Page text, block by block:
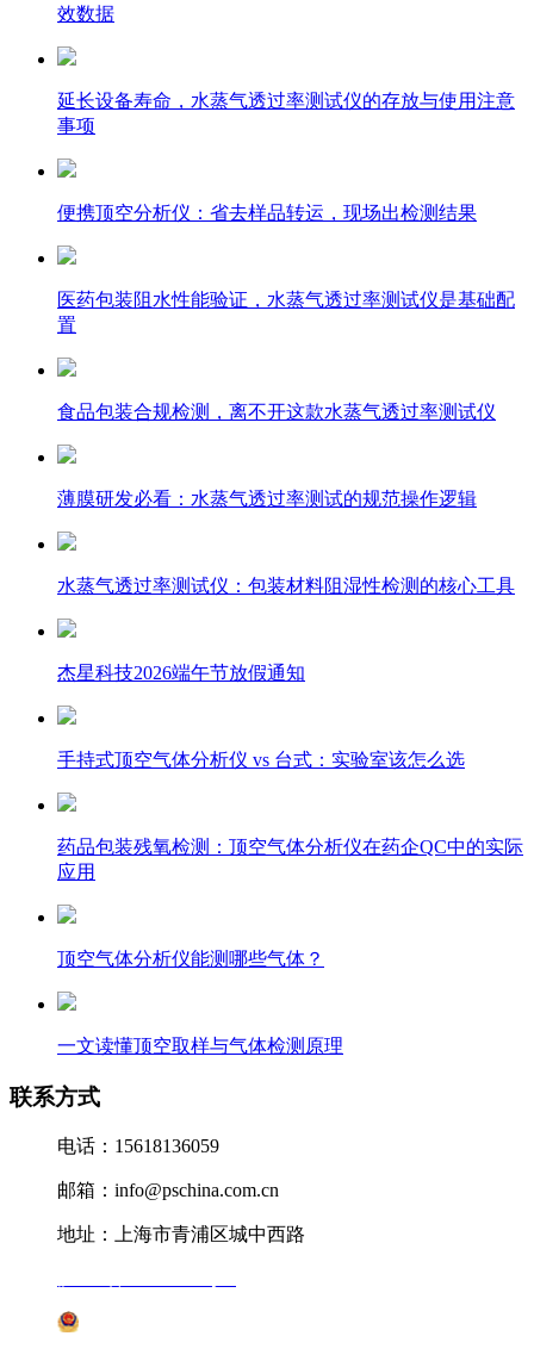
效数据
延长设备寿命，水蒸气透过率测试仪的存放与使用注意
事项
便携顶空分析仪：省去样品转运，现场出检测结果
医药包装阻水性能验证，水蒸气透过率测试仪是基础配
置
食品包装合规检测，离不开这款水蒸气透过率测试仪
薄膜研发必看：水蒸气透过率测试的规范操作逻辑
水蒸气透过率测试仪：包装材料阻湿性检测的核心工具
杰星科技2026端午节放假通知
手持式顶空气体分析仪 vs 台式：实验室该怎么选
药品包装残氧检测：顶空气体分析仪在药企QC中的实际
应用
顶空气体分析仪能测哪些气体？
一文读懂顶空取样与气体检测原理
联系方式
电话：15618136059
邮箱：info@pschina.com.cn
地址：上海市青浦区城中西路